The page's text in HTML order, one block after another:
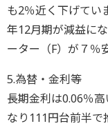
も2％近く下げてい
年12月期が減益に
ーター（F）が７％
5.為替・金利等
長期金利は0.06％
なり111円台前半で